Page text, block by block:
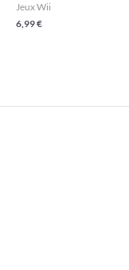
Jeux Wii
6,99€